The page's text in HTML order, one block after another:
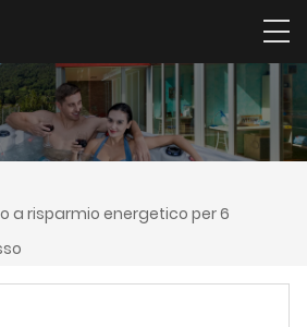
a risparmio energetico per 6